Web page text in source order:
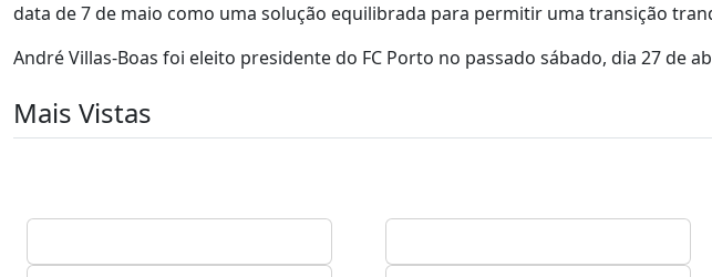
data de 7 de maio como uma solução equilibrada para permitir uma transição
André Villas-Boas foi eleito presidente do FC Porto no passado sábado, dia 27 de
Mais Vistas